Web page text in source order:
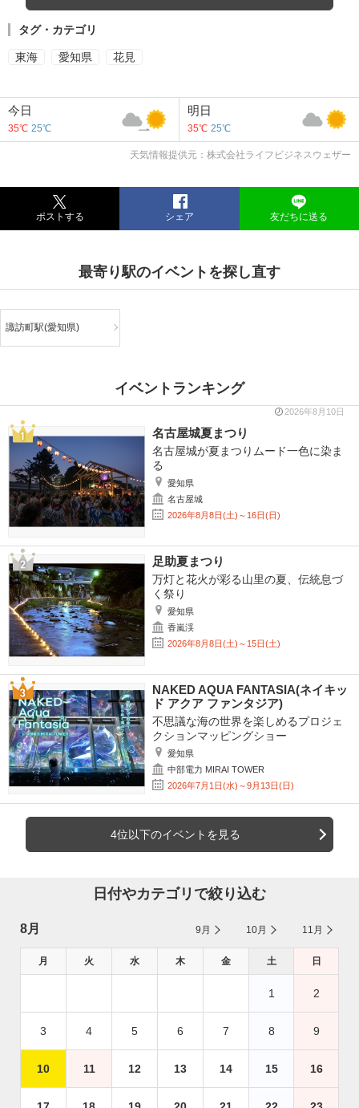
タグ・カテゴリ
東海 愛知県 花見
今日
35℃ 25℃
明日
35℃ 25℃
天気情報提供元：株式会社ライフビジネスウェザー
ポストする シェア 友だちに送る
最寄り駅のイベントを探し直す
諏訪町駅(愛知県)
イベントランキング
2026年8月10日
名古屋城夏まつり
名古屋城が夏まつりムード一色に染ま
る
愛知県
名古屋城
2026年8月8日(土)～16日(日)
足助夏まつり
万灯と花火が彩る山里の夏、伝統息づ
く祭り
愛知県
香嵐渓
2026年8月8日(土)～15日(土)
NAKED AQUA FANTASIA(ネイキッ
ド アクア ファンタジア)
不思議な海の世界を楽しめるプロジェ
クションマッピングショー
愛知県
中部電力 MIRAI TOWER
2026年7月1日(水)～9月13日(日)
4位以下のイベントを見る
日付やカテゴリで絞り込む
8月 9月 10月 11月
月 火 水 木 金 土 日
1 2
3 4 5 6 7 8 9
10 11 12 13 14 15 16